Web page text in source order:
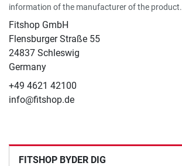
information of the manufacturer of the product.
Fitshop GmbH
Flensburger Straße 55
24837 Schleswig
Germany
+49 4621 42100
info@fitshop.de
FITSHOP BYDER DIG